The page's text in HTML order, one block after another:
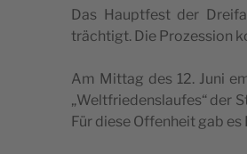
Das Haupt­fest der
träch­tigt. Die Pro­zes­si­on
Am Mit­tag des 12. Juni
„Welt­frie­dens­lau­fes“ der
Für die­se Offen­heit gab es